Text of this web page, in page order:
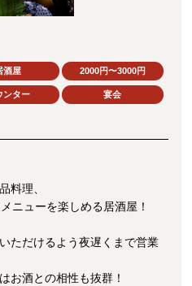
酒屋 2000円〜3000円
ンター 宴会
料理、
ニューを楽しめる居酒屋！
ただけるよう夜遅くまで営業
お酒との相性も抜群！